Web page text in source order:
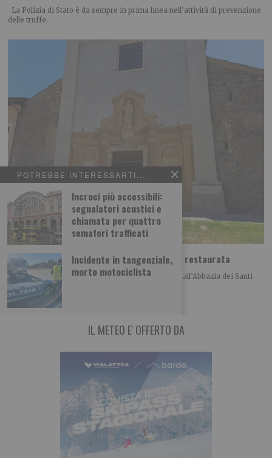
POTREBBE INTERESSARTI...
Incroci più accessibili:
segnalatori acustici e
chiamata per quattro
semafori trafficati
Incidente in tangenziale,
morto motociclista
La Polizia di Stato è da sempre in prima linea nell’attività di prevenzione
delle truffe,
Abbazia di Novalesa, nuova scala e facciata restaurata
Nell’anno del 1300° anniversario della fondazione, all’Abbazia dei Santi
Pietro e Andrea di Novalesa sono stati
IL METEO E' OFFERTO DA